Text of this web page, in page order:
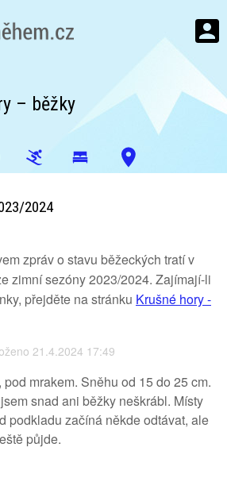
– běžky
2024
zpráv o stavu běžeckých tratí v
zimní sezóny 2023/2024. Zajímají-li
přejděte na stránku Krušné hory -
21.4.2024 17:49
mrakem. Sněhu od 15 do 25 cm.
snad ani běžky neškrábl. Místy
podkladu začíná někde odtávat, ale
půjde.